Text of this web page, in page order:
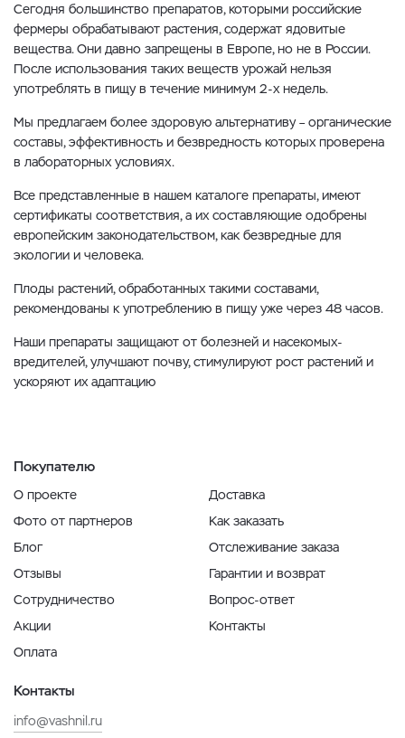
Сегодня большинство препаратов, которыми российские
фермеры обрабатывают растения, содержат ядовитые
вещества. Они давно запрещены в Европе, но не в России.
После использования таких веществ урожай нельзя
употреблять в пищу в течение минимум 2-х недель.
Мы предлагаем более здоровую альтернативу – органические
составы, эффективность и безвредность которых проверена
в лабораторных условиях.
Все представленные в нашем каталоге препараты, имеют
сертификаты соответствия, а их составляющие одобрены
европейским законодательством, как безвредные для
экологии и человека.
Плоды растений, обработанных такими составами,
рекомендованы к употреблению в пищу уже через 48 часов.
Наши препараты защищают от болезней и насекомых-
вредителей, улучшают почву, стимулируют рост растений и
ускоряют их адаптацию
Покупателю
О проекте
Фото от партнеров
Блог
Отзывы
Сотрудничество
Акции
Оплата
Доставка
Как заказать
Отслеживание заказа
Гарантии и возврат
Вопрос-ответ
Контакты
Контакты
info@vashnil.ru